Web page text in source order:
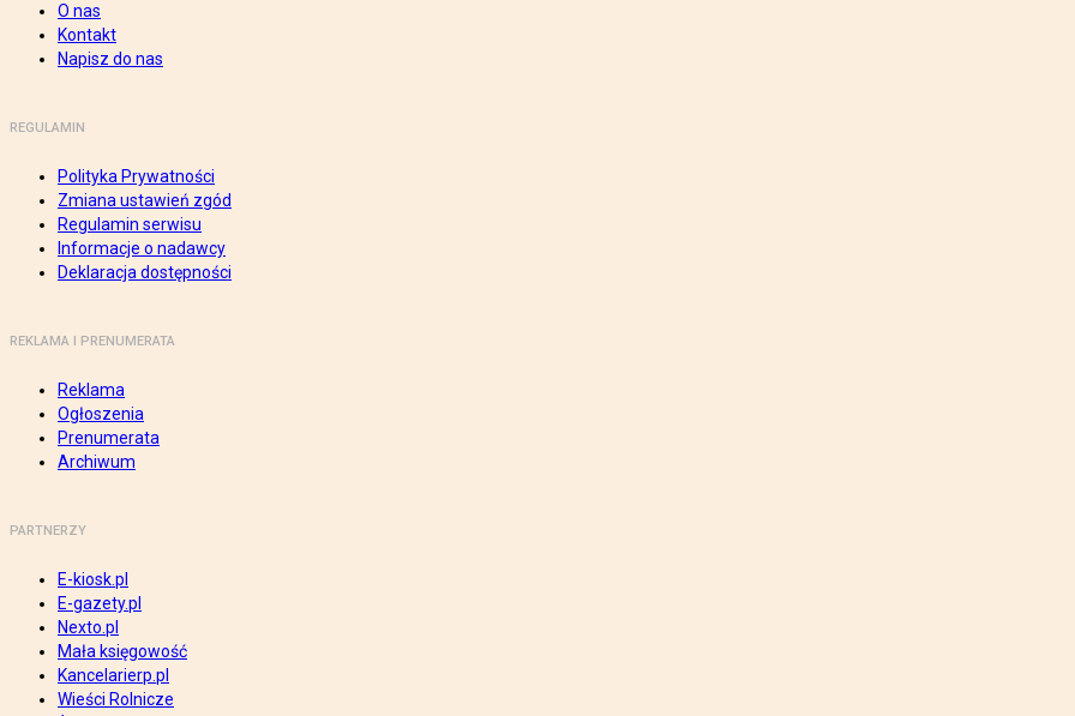
O nas
Kontakt
Napisz do nas
REGULAMIN
Polityka Prywatności
Zmiana ustawień zgód
Regulamin serwisu
Informacje o nadawcy
Deklaracja dostępności
REKLAMA I PRENUMERATA
Reklama
Ogłoszenia
Prenumerata
Archiwum
PARTNERZY
E-kiosk.pl
E-gazety.pl
Nexto.pl
Mała księgowość
Kancelarierp.pl
Wieści Rolnicze